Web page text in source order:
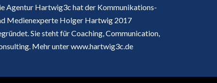
Agentur Hartwig3c hat der Kommunikations-
Medienexperte Holger Hartwig 2017
Sie steht für Coaching, Communication,
Mehr unterwww.hartwig3c.de